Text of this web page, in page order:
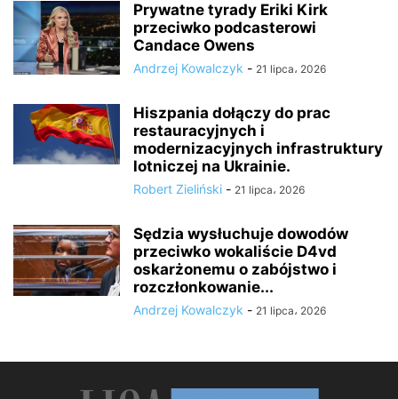
Prywatne tyrady Eriki Kirk
przeciwko podcasterowi
Candace Owens
Andrzej Kowalczyk - 21 lipca، 2026
Hiszpania dołączy do prac
restauracyjnych i
modernizacyjnych infrastruktury
lotniczej na Ukrainie.
Robert Zieliński - 21 lipca، 2026
Sędzia wysłuchuje dowodów
przeciwko wokaliście D4vd
oskarżonemu o zabójstwo i
rozczłonkowanie...
Andrzej Kowalczyk - 21 lipca، 2026